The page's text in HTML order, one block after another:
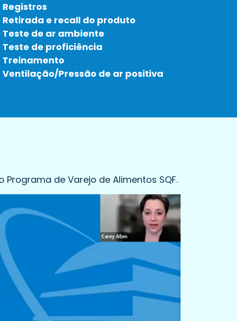
Registros
Retirada e recall do produto
Teste de ar ambiente
Teste de proficiência
Treinamento
Ventilação/Pressão de ar positiva
de Varejo de Alimentos SQF.